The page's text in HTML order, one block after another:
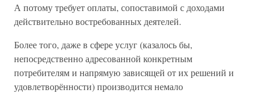
А потому требует оплаты, сопоставимой с доходами
действительно востребованных деятелей.
Более того, даже в сфере услуг (казалось бы,
непосредственно адресованной конкретным
потребителям и напрямую зависящей от их решений и
удовлетворённости) производится немало